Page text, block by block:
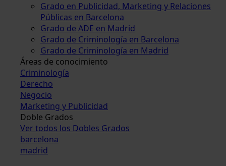
Grado en Publicidad, Marketing y Relaciones
Públicas en Barcelona
Grado de ADE en Madrid
Grado de Criminología en Barcelona
Grado de Criminología en Madrid
Áreas de conocimiento
Criminología
Derecho
Negocio
Marketing y Publicidad
Doble Grados
Ver todos los Dobles Grados
barcelona
madrid